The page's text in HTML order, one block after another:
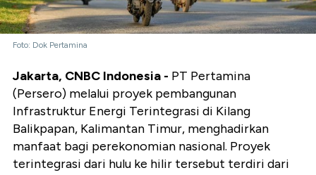
Foto: Dok Pertamina
Jakarta, CNBC Indonesia - PT Pertamina
(Persero) melalui proyek pembangunan
Infrastruktur Energi Terintegrasi di Kilang
Balikpapan, Kalimantan Timur, menghadirkan
manfaat bagi perekonomian nasional. Proyek
terintegrasi dari hulu ke hilir tersebut terdiri dari